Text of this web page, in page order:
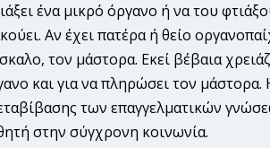
ένα μικρό όργανο ή να του
Αν έχει πατέρα ή θείο
τον μάστορα. Εκεί βέβαια
και για να πληρώσει τον
των επαγγελματικών
στην σύγχρονη κοινωνία.